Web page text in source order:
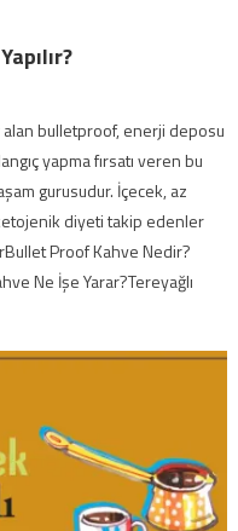
alan bulletproof, enerji deposu
yapma fırsatı veren bu
gurusudur. İçecek, az
diyeti takip edenler
Proof Kahve Nedir?
Ne İşe Yarar?Tereyağlı